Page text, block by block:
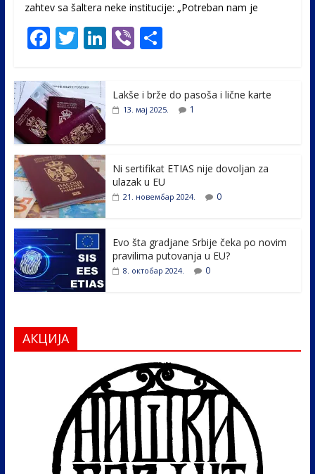
zahtev sa šaltera neke institucije: „Potreban nam je
F
e
b
o
o
k
T
itt
er
Li
e
Vi
er
S
ar
e
Lakše i brže do pasoša i lične karte
13. мај 2025. 1
Ni sertifikat ETIAS nije dovoljan za
ulazak u EU
21. новембар 2024. 0
Evo šta gradjane Srbije čeka po novim
pravilima putovanja u EU?
8. октобар 2024. 0
АКЦИЈА